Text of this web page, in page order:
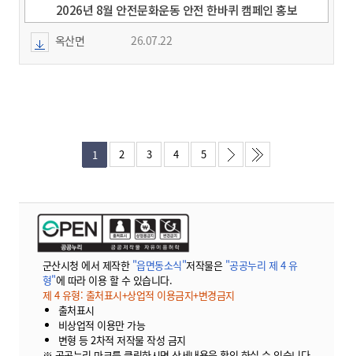
2026년 8월 안전문화운동 안전 한바퀴 캠페인 홍보
옥산면 26.07.22
1 2 3 4 5
군산시청 에서 제작한 "읍면동소식"저작물은 "공공누리 제 4 유
형"에 따라 이용 할 수 있습니다.
제 4 유형: 출처표시+상업적 이용금지+변경금지
출처표시
비상업적 이용만 가능
변형 등 2차적 저작물 작성 금지